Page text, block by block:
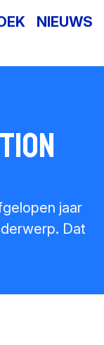
NIEUWS
jaar
Dat